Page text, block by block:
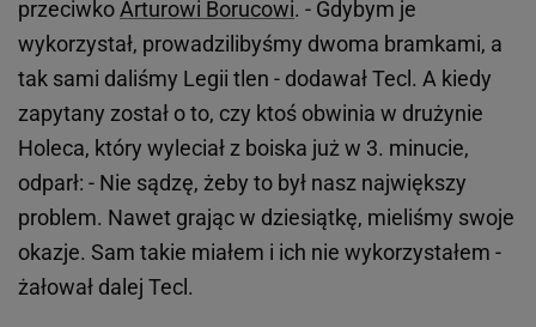
przeciwko Arturowi Borucowi. - Gdybym je
wykorzystał, prowadzilibyśmy dwoma bramkami, a
tak sami daliśmy Legii tlen - dodawał Tecl. A kiedy
zapytany został o to, czy ktoś obwinia w drużynie
Holeca, który wyleciał z boiska już w 3. minucie,
odparł: - Nie sądzę, żeby to był nasz największy
problem. Nawet grając w dziesiątkę, mieliśmy swoje
okazje. Sam takie miałem i ich nie wykorzystałem -
żałował dalej Tecl.